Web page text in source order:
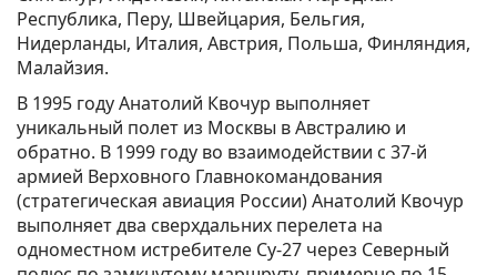
Республика, Перу, Швейцария, Бельгия,
Нидерланды, Италия, Австрия, Польша, Финляндия,
Малайзия.
В 1995 году Анатолий Квочур выполняет
уникальный полет из Москвы в Австралию и
обратно. В 1999 году во взаимодействии с 37-й
армией Верховного Главнокомандования
(стратегическая авиация России) Анатолий Квочур
выполняет два сверхдальних перелета на
одноместном истребителе Су-27 через Северный